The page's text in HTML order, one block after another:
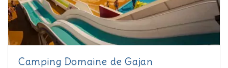
Camping Domaine de Gajan